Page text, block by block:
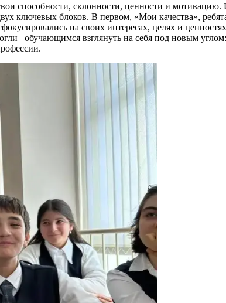
способности, склонности, ценности и
ключевых блоков. В первом, «Мои качества»,
на своих интересах, целях и
обучающимся взглянуть на себя под новым